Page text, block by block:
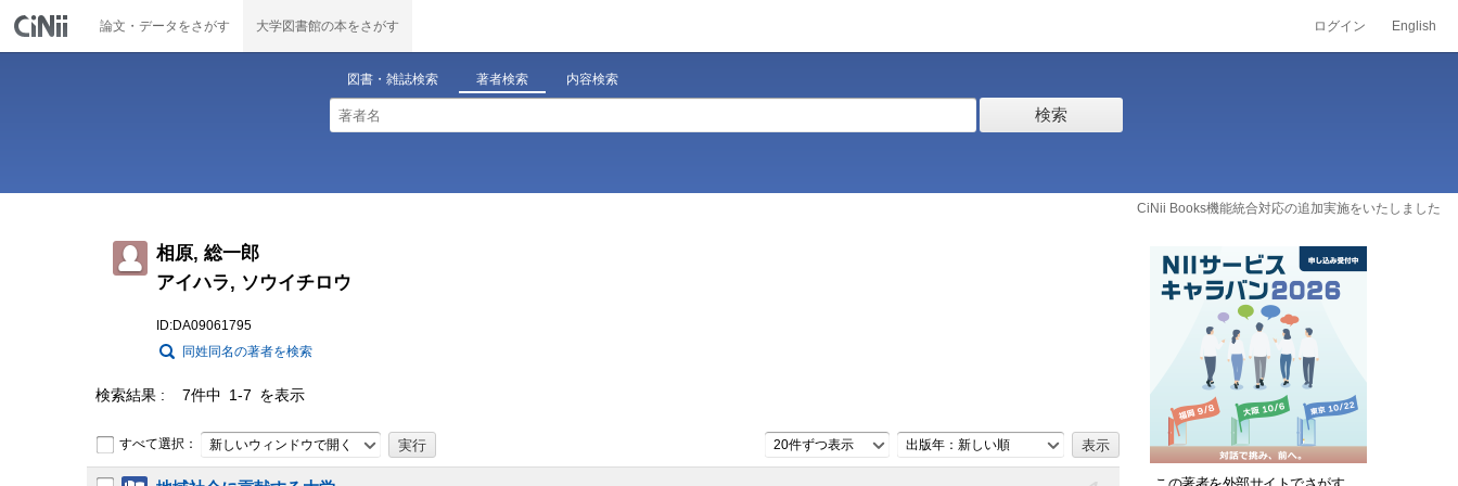
論文・データをさがす 大学図書館の本をさがす ログイン English
図書・雑誌検索 著者検索 内容検索
検索
CiNii Books機能統合対応の追加実施をいたしました
相原, 総一郎
アイハラ, ソウイチロウ
ID:DA09061795
同姓同名の著者を検索
検索結果 7件中 1-7 を表示
すべて選択： 新しいウィンドウで開く 20件ずつ表示 出版年：新しい順